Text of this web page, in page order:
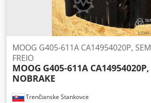
Trenčianske Stankovce
MOOG G405-611A CA14954020P, SEM
FREIO
MOOG G405-611A CA14954020P,
NOBRAKE